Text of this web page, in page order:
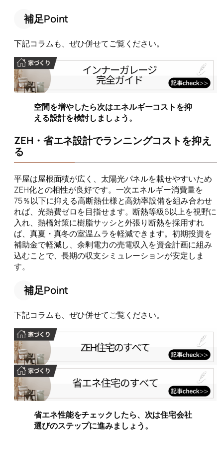
補足Point
下記コラムも、ぜひ併せてご覧ください。
空間を増やしたら次はエネルギーコストを抑
える設計を検討しましょう。
ZEH・省エネ設計でランニングコストを抑え
る
平屋は屋根面積が広く、太陽光パネルを載せやすいため
ZEH化との相性が良好です。一次エネルギー消費量を
75％以下に抑える高断熱仕様と高効率設備を組み合わせ
れば、光熱費ゼロを目指せます。断熱等級6以上を視野に
入れ、熱橋対策に樹脂サッシと外張り断熱を採用すれ
ば、真夏・真冬の室温ムラを軽減できます。初期投資を
補助金で軽減し、余剰電力の売電収入を資金計画に組み
込むことで、長期の収支シミュレーションが安定しま
す。
補足Point
下記コラムも、ぜひ併せてご覧ください。
省エネ性能をチェックしたら、次は住宅会社
選びのステップに進みましょう。